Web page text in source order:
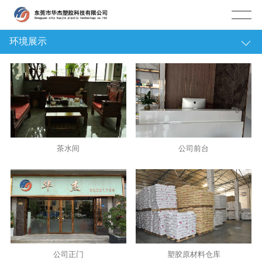
环境展示
关于华杰
公司简介
企业文化
环境展示
企业荣誉
茶水间 公司前台
公司正门 塑胶原材料仓库